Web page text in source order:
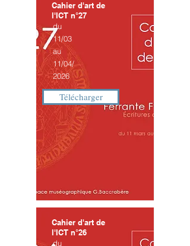
Cahier d'art de
l'ICT n°27
du
11/03
au
11/04/
2026
Télécharger
Cahier d'art de
l'ICT n°26
du